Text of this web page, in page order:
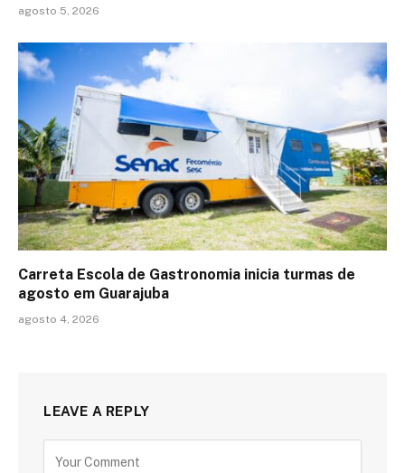
agosto 5, 2026
Carreta Escola de Gastronomia inicia turmas de
agosto em Guarajuba
agosto 4, 2026
LEAVE A REPLY